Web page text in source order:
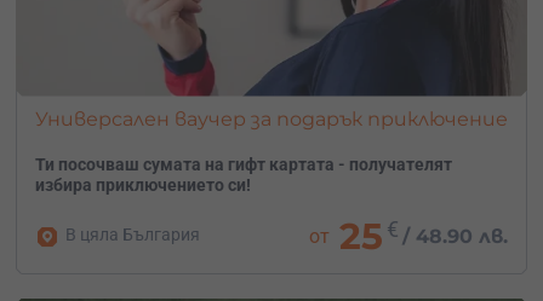
Универсален ваучер за подарък приключение
Ти посочваш сумата на гифт картата - получателят
избира приключението си!
В цяла България от 25 € /48.90 лв.